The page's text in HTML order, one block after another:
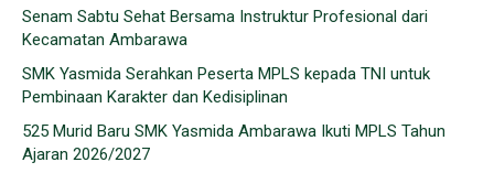
Senam Sabtu Sehat Bersama Instruktur Profesional dari
Kecamatan Ambarawa
SMK Yasmida Serahkan Peserta MPLS kepada TNI untuk
Pembinaan Karakter dan Kedisiplinan
525 Murid Baru SMK Yasmida Ambarawa Ikuti MPLS Tahun
Ajaran 2026/2027